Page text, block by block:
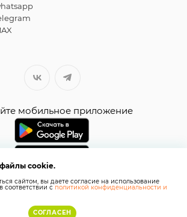
мобильное приложение
© СТИКС.РФКарта сайта
файлы cookie.
сайтом, вы даете согласие на использование
соответствии сполитикой конфиденциальности и
СОГЛАСЕН